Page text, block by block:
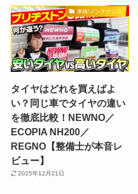
車検/メンテナンス
タイヤはどれを買えばよ
い？同じ車でタイヤの違い
を徹底比較！NEWNO／
ECOPIA NH200／
REGNO【整備士が本音レ
ビュー】
2025年12月21日